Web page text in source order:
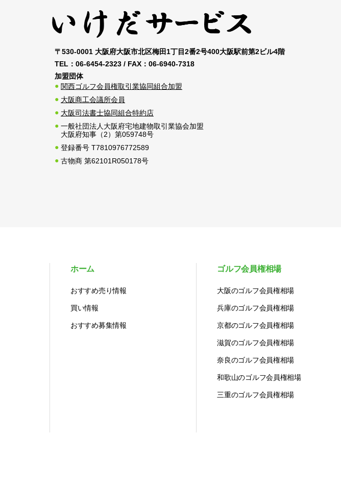
〒530-0001 大阪府大阪市北区梅田1丁目2番2号400大阪駅前第2ビル4階
TEL： 06-6454-2323 / FAX： 06-6940-7318
加盟団体
関西ゴルフ会員権取引業協同組合加盟
大阪商工会議所会員
大阪司法書士協同組合特約店
一般社団法人大阪府宅地建物取引業協会加盟
大阪府知事（2）第059748号
登録番号 T7810976772589
古物商 第62101R050178号
ホーム
おすすめ売り情報
買い情報
おすすめ募集情報
ゴルフ会員権相場
大阪のゴルフ会員権相場
兵庫のゴルフ会員権相場
京都のゴルフ会員権相場
滋賀のゴルフ会員権相場
奈良のゴルフ会員権相場
和歌山のゴルフ会員権相場
三重のゴルフ会員権相場